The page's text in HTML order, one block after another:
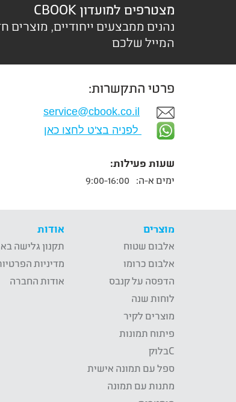
מצטרפים למועדון CBOOK
נהנים ממבצעים ייחודיים,
המייל שלכם
פרטי התקשרות:
service@cbook.co.il
לפניה בצ'ט לחצו כאן
שעות פעילות:
ימים א-ה:
מוצרים
אלבום שטוח
אלבום כרומו
הדפסה על קנבס
לוחות שנה
מוצרים לקיר
פיתוח תמונות
Cבלוק
ספל עם תמונה אישית
מתנות עם תמונה
אודות
תקנון גלישה
מדיניות
אודות החברה